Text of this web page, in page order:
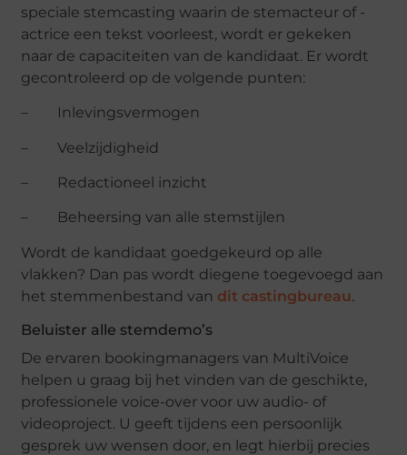
speciale stemcasting waarin de stemacteur of -
actrice een tekst voorleest, wordt er gekeken
naar de capaciteiten van de kandidaat. Er wordt
gecontroleerd op de volgende punten:
– Inlevingsvermogen
– Veelzijdigheid
– Redactioneel inzicht
– Beheersing van alle stemstijlen
Wordt de kandidaat goedgekeurd op alle
vlakken? Dan pas wordt diegene toegevoegd aan
het stemmenbestand van dit castingbureau.
Beluister alle stemdemo’s
De ervaren bookingmanagers van MultiVoice
helpen u graag bij het vinden van de geschikte,
professionele voice-over voor uw audio- of
videoproject. U geeft tijdens een persoonlijk
gesprek uw wensen door, en legt hierbij precies